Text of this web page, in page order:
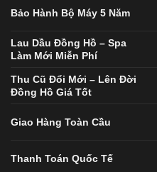
Bảo Hành Bộ Máy 5 Năm
Lau Dầu Đồng Hồ – Spa
Làm Mới Miễn Phí
Thu Cũ Đổi Mới – Lên Đời
Đồng Hồ Giá Tốt
Giao Hàng Toàn Cầu
Thanh Toán Quốc Tế